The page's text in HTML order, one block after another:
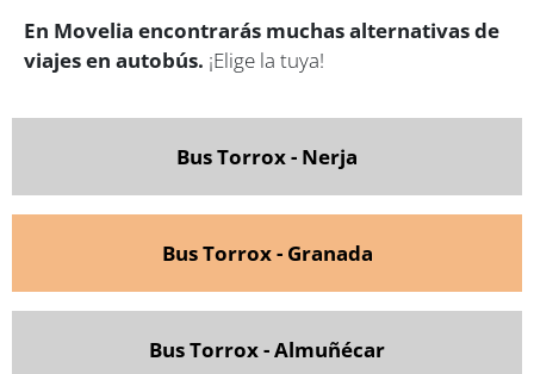
En Movelia encontrarás muchas alternativas de
viajes en autobús. ¡Elige la tuya!
Bus Torrox - Nerja
Bus Torrox - Granada
Bus Torrox - Almuñécar